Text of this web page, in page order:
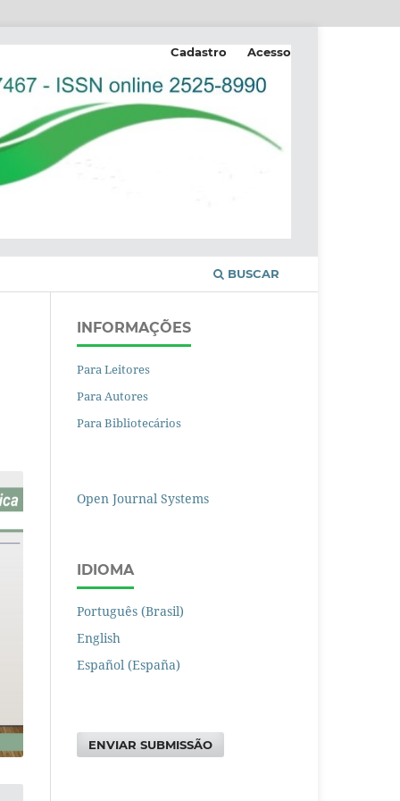
BUSCAR
Cadastro Acesso
INFORMAÇÕES
Para Leitores
Para Autores
Para Bibliotecários
Open Journal Systems
IDIOMA
Português (Brasil)
English
Español (España)
ENVIAR SUBMISSÃO